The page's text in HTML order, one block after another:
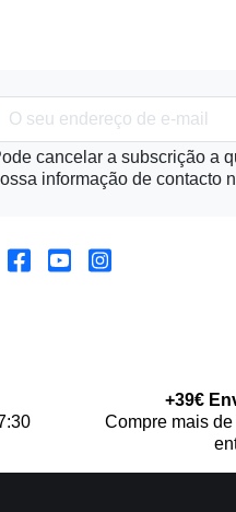
cancelar a subscrição a
informação de contacto
+39€
Compre mais